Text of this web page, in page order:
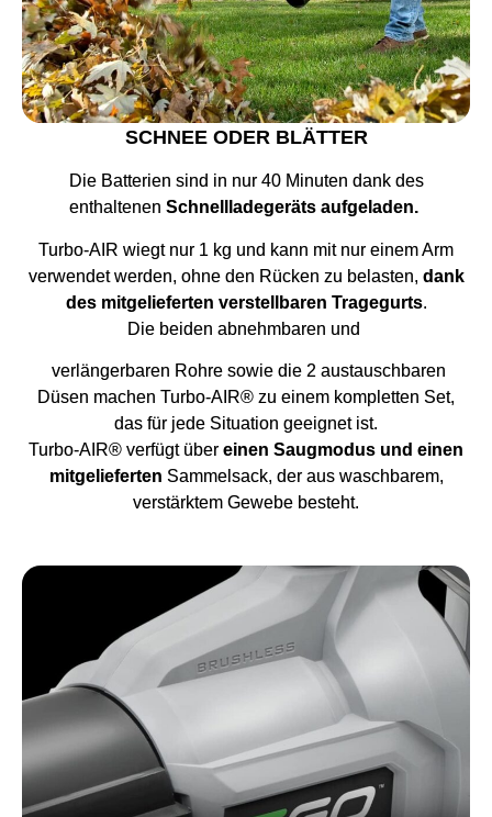
SCHNEE ODER BLÄTTER
Die Batterien sind in nur 40 Minuten dank des
enthaltenen Schnellladegeräts aufgeladen.
Turbo-AIR wiegt nur 1 kg und kann mit nur einem Arm
verwendet werden, ohne den Rücken zu belasten, dank
des mitgelieferten verstellbaren Tragegurts.
Die beiden abnehmbaren und
verlängerbaren Rohre sowie die 2 austauschbaren
Düsen machen Turbo-AIR® zu einem kompletten Set,
das für jede Situation geeignet ist.
Turbo-AIR® verfügt über einen Saugmodus und einen
mitgelieferten Sammelsack, der aus waschbarem,
verstärktem Gewebe besteht.